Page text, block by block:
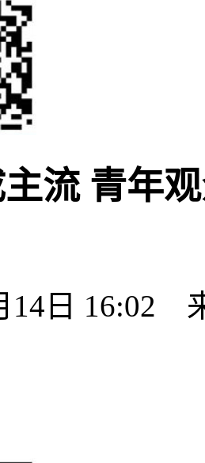
流 青年
14日 16:02